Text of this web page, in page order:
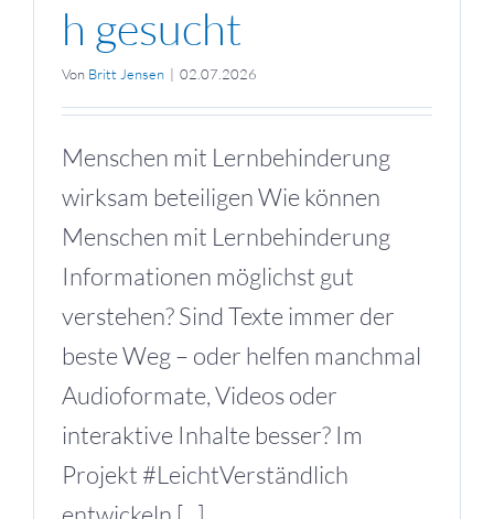
h gesucht
Von Britt Jensen | 02.07.2026
Menschen mit Lernbehinderung
wirksam beteiligen Wie können
Menschen mit Lernbehinderung
Informationen möglichst gut
verstehen? Sind Texte immer der
beste Weg – oder helfen manchmal
Audioformate, Videos oder
interaktive Inhalte besser? Im
Projekt #LeichtVerständlich